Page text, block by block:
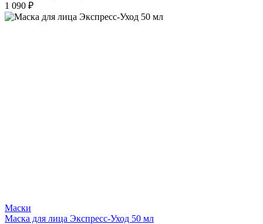
1 090 ₽
Маски
Маска для лица Экспресс-Уход 50 мл